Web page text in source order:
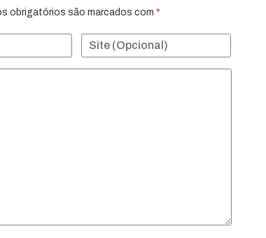
obrigatórios são marcados com *